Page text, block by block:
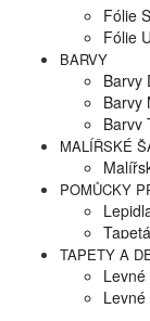
Fólie
Fólie
BARVY
Barvy
Barvy
Barvy
MALÍŘSKÉ
POMŮCKY
TAPETY A